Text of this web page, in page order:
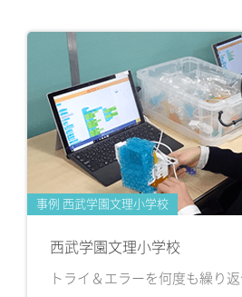
事例 西武学園文理小学校
西武学園文理小学校
トライ＆エラーを何度も繰り